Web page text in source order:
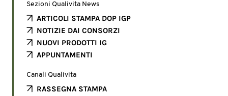
Sezioni Qualivita News
ARTICOLI STAMPA DOP IGP
NOTIZIE DAI CONSORZI
NUOVI PRODOTTI IG
APPUNTAMENTI
Canali Qualivita
RASSEGNA STAMPA